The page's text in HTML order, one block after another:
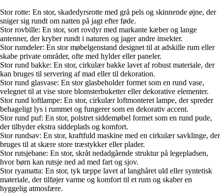
Stor rotte: En stor, skadedyrsrotte med grå pels og skinnende øjne, der
sniger sig rundt om natten på jagt efter føde.
Stor rovbille: En stor, sort rovdyr med markante kæber og lange
antenner, der kryber rundt i naturen og jager andre insekter.
Stor rumdeler: En stor møbelgenstand designet til at adskille rum eller
skabe private områder, ofte med hylder eller paneler.
Stor rund bakke: En stor, cirkulær bakke lavet af robust materiale, der
kan bruges til servering af mad eller til dekoration.
Stor rund glasvase: En stor glasbeholder formet som en rund vase,
velegnet til at vise store blomsterbuketter eller dekorative elementer.
Stor rund loftlampe: En stor, cirkulær loftmonteret lampe, der spreder
behageligt lys i rummet og fungerer som en dekorativ accent.
Stor rund puf: En stor, polstret siddemøbel formet som en rund pude,
der tilbyder ekstra siddeplads og komfort.
Stor rundsav: En stor, kraftfuld maskine med en cirkulær savklinge, der
bruges til at skære store træstykker eller plader.
Stor rutsjebane: En stor, skråt nedadgående struktur på legepladsen,
hvor børn kan rutsje ned ad med fart og sjov.
Stor ryamatta: En stor, tyk tæppe lavet af langhåret uld eller syntetisk
materiale, der tilføjer varme og komfort til et rum og skaber en
hyggelig atmosfære.